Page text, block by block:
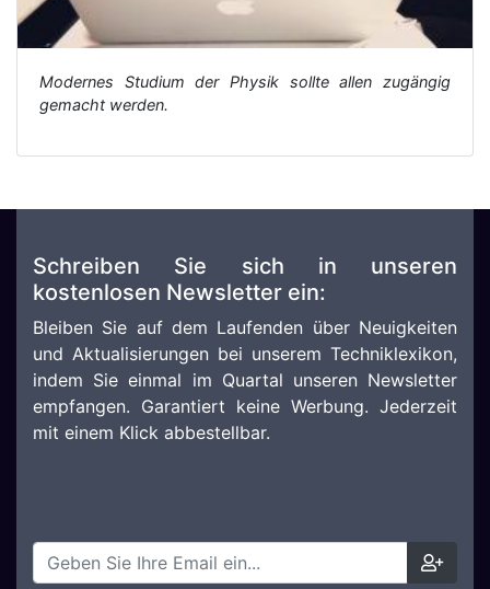
Modernes Studium der Physik sollte allen zugängig
gemacht werden.
Schreiben Sie sich in unseren
kostenlosen Newsletter ein:
Bleiben Sie auf dem Laufenden über Neuigkeiten
und Aktualisierungen bei unserem Techniklexikon,
indem Sie einmal im Quartal unseren Newsletter
empfangen. Garantiert keine Werbung. Jederzeit
mit einem Klick abbestellbar.